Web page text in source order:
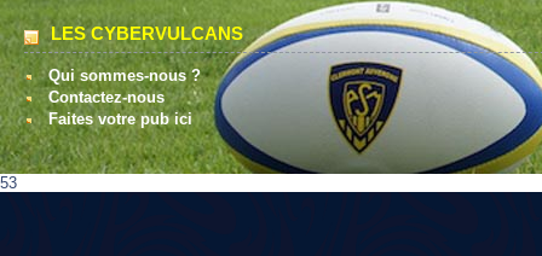
LES CYBERVULCANS
Qui sommes-nous ?
Contactez-nous
Faites votre pub ici
53